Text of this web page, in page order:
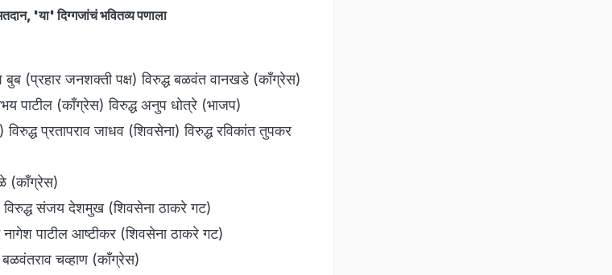
'या' दिग्गजांचं भवितव्य पणाला
बुब (प्रहार जनशक्ती पक्ष) विरुद्ध बळवंत वानखडे (काँग्रेस)
पाटील (काँग्रेस) विरुद्ध अनुप धोत्रे (भाजप)
प्रतापराव जाधव (शिवसेना) विरुद्ध रविकांत तुपकर
(काँग्रेस)
विरुद्ध संजय देशमुख (शिवसेना ठाकरे गट)
पाटील आष्टीकर (शिवसेना ठाकरे गट)
चव्हाण (काँग्रेस)